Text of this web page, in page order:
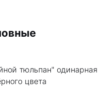
тюльпан" одинарная
цвета